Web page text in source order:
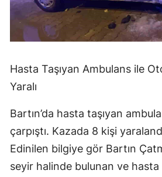
Hasta Taşıyan Ambulans ile
Yaralı
Bartın’da hasta taşıyan
çarpıştı. Kazada 8 kişi
Edinilen bilgiye gör Bartın
seyir halinde bulunan ve hasta